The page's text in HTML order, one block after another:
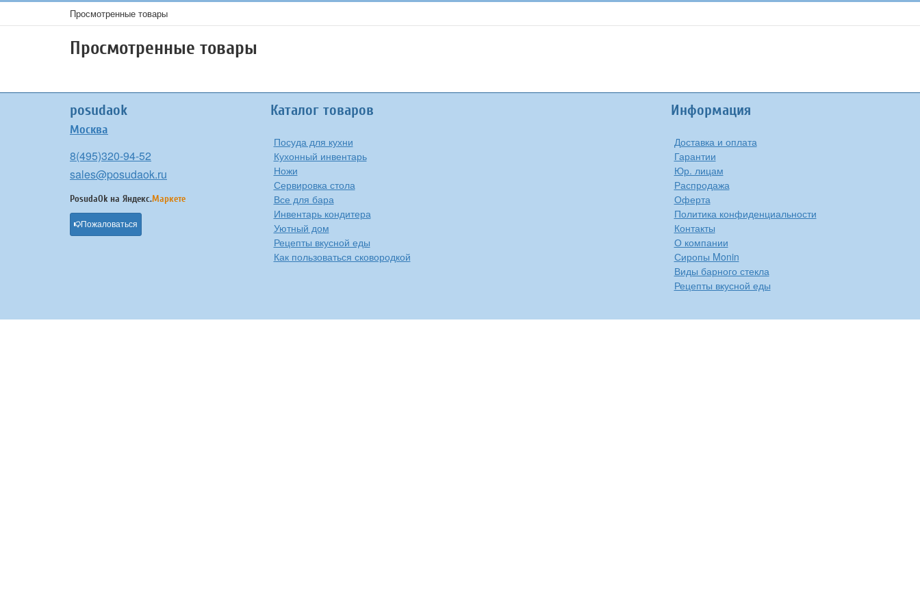
Просмотренные товары
Просмотренные товары
posudaok
Москва
8(495)320-94-52
sales@posudaok.ru
PosudaOk на Яндекс.Маркете
Пожаловаться
Каталог товаров
Посуда для кухни
Кухонный инвентарь
Ножи
Сервировка стола
Все для бара
Инвентарь кондитера
Уютный дом
Рецепты вкусной еды
Как пользоваться сковородкой
Информация
Доставка и оплата
Гарантии
Юр. лицам
Распродажа
Оферта
Политика конфиденциальности
Контакты
О компании
Сиропы Monin
Виды барного стекла
Рецепты вкусной еды